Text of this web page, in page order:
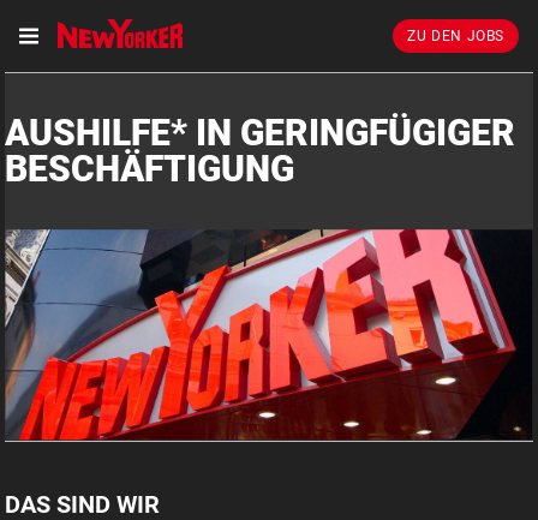
ZU DEN JOBS
AUSHILFE* IN GERINGFÜGIGER
BESCHÄFTIGUNG
DAS SIND WIR